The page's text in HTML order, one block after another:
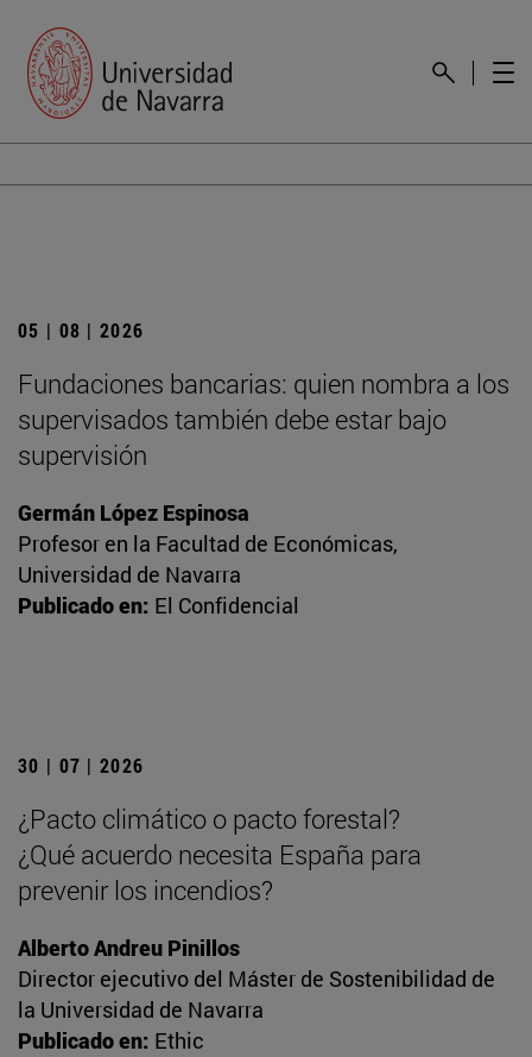
05 | 08 | 2026
Fundaciones bancarias: quien nombra a los
supervisados también debe estar bajo
supervisión
Germán López Espinosa
Profesor en la Facultad de Económicas,
Universidad de Navarra
Publicado en: El Confidencial
30 | 07 | 2026
¿Pacto climático o pacto forestal?
¿Qué acuerdo necesita España para
prevenir los incendios?
Alberto Andreu Pinillos
Director ejecutivo del Máster de Sostenibilidad de
la Universidad de Navarra
Publicado en: Ethic